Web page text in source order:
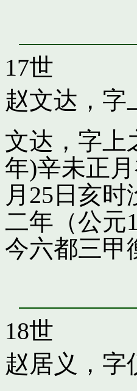
17世
赵文达，字
文达，字上
年)辛未正
月25日亥
二年（公元
今六都三甲
18世
赵居义，字